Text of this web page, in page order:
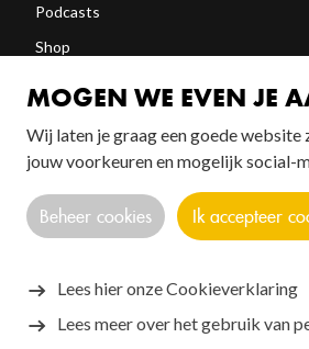
Podcasts
Shop
FOLLOW US!
Copyright © 2026
MOGEN WE EVEN JE
Wij laten je graag een goede website
jouw voorkeuren en mogelijk social-
Beheer cookies Ik accepteer
Lees hier onze Cookieverklaring
Lees meer over het gebruik van